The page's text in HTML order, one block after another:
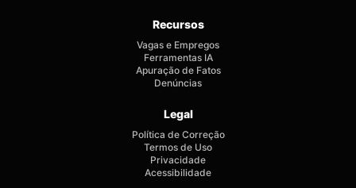
Recursos
Vagas e Empregos
Ferramentas IA
Apuração de Fatos
Denúncias
Legal
Política de Correção
Termos de Uso
Privacidade
Acessibilidade